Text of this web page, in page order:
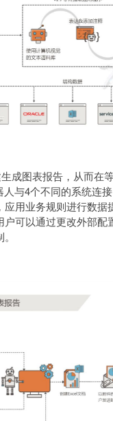
成图表报告，从而在
与4个不同的系统连
应用业务规则进行数据
户可以通过更改外部配